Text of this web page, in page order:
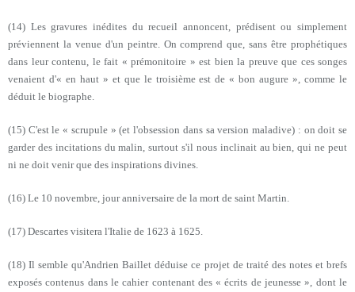
(14) Les gravures inédites du recueil annoncent, prédisent ou simplement
préviennent la venue d'un peintre. On comprend que, sans être prophétiques
dans leur contenu, le fait « prémonitoire » est bien la preuve que ces songes
venaient d'« en haut » et que le troisième est de « bon augure », comme le
déduit le biographe.
(15) C'est le « scrupule » (et l'obsession dans sa version maladive) : on doit se
garder des incitations du malin, surtout s'il nous inclinait au bien, qui ne peut
ni ne doit venir que des inspirations divines.
(16) Le 10 novembre, jour anniversaire de la mort de saint Martin.
(17) Descartes visitera l'Italie de 1623 à 1625.
(18) Il semble qu'Andrien Baillet déduise ce projet de traité des notes et brefs
exposés contenus dans le cahier contenant des « écrits de jeunesse », dont le